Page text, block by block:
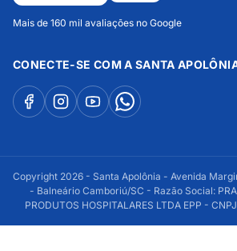
Mais de 160 mil avaliações no Google
CONECTE-SE COM A SANTA
Copyright 2026 - Santa Apolônia - Avenida
- Balneário Camboriú/SC - Razão Social:
PRODUTOS HOSPITALARES LTDA EPP -